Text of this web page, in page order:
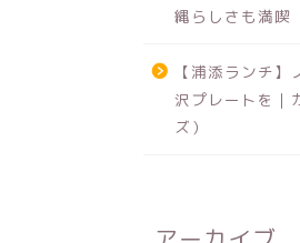
縄らしさも満喫
【浦添ランチ
沢プレートを｜
ズ）